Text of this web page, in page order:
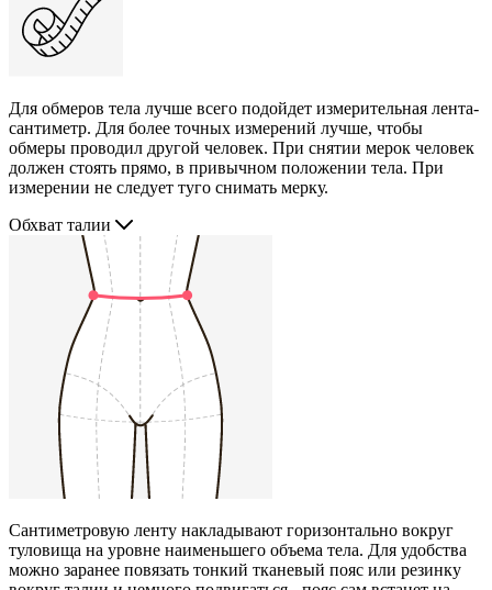
Для обмеров тела лучше всего подойдет измерительная лента-
сантиметр. Для более точных измерений лучше, чтобы
обмеры проводил другой человек. При снятии мерок человек
должен стоять прямо, в привычном положении тела. При
измерении не следует туго снимать мерку.
Обхват талии
Сантиметровую ленту накладывают горизонтально вокруг
туловища на уровне наименьшего объема тела. Для удобства
можно заранее повязать тонкий тканевый пояс или резинку